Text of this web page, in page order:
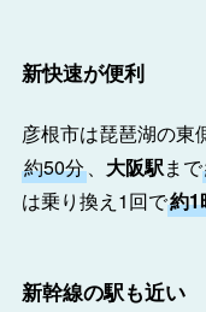
新快速が便利
彦根市は琵琶湖の東
約50分、 大阪駅まで
は乗り換え1回で約1
新幹線の駅も近い